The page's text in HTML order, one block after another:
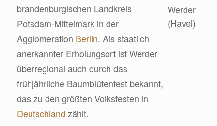
brandenburgischen Landkreis
Potsdam-Mittelmark in der
Agglomeration Berlin. Als staatlich
anerkannter Erholungsort ist Werder
überregional auch durch das
frühjährliche Baumblütenfest bekannt,
das zu den größten Volksfesten in
Deutschland zählt.